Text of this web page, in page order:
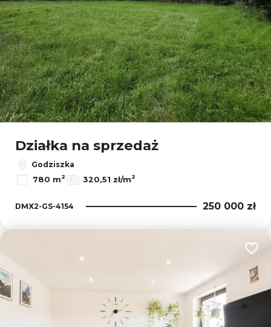
Działka na sprzedaż
Godziszka
780 m2 320,51 zł/m2
DMX2-GS-4154 250 000 zł